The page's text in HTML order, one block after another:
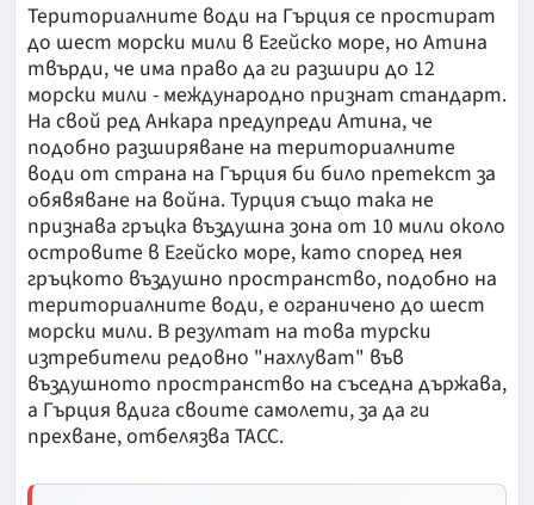
Териториалните води на Гърция се простират
до шест морски мили в Егейско море, но Атина
твърди, че има право да ги разшири до 12
морски мили - международно признат стандарт.
На свой ред Анкара предупреди Атина, че
подобно разширяване на териториалните
води от страна на Гърция би било претекст за
обявяване на война. Турция също така не
признава гръцка въздушна зона от 10 мили около
островите в Егейско море, като според нея
гръцкото въздушно пространство, подобно на
териториалните води, е ограничено до шест
морски мили. В резултат на това турски
изтребители редовно "нахлуват" във
въздушното пространство на съседна държава,
а Гърция вдига своите самолети, за да ги
прехване, отбелязва ТАСС.